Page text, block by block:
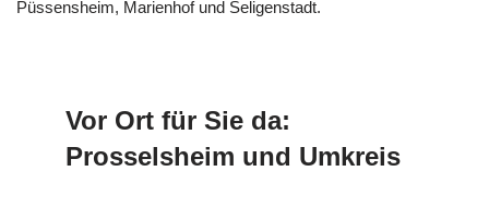
Püssensheim, Marienhof und Seligenstadt.
Vor Ort für Sie da:
Prosselsheim und Umkreis